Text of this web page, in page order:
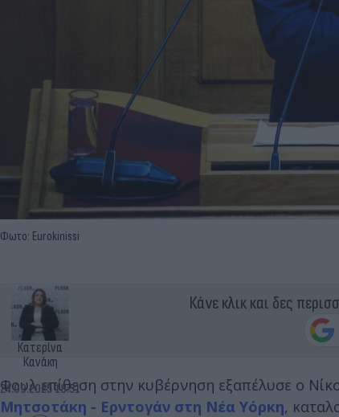
Φωτο: Eurokinissi
Κατερίνα
Κανάκη
24.09.2025 18:51
Κάνε κλικ και δες
Φουλ επίθεση στην κυβέρνηση εξαπέλυσε ο
Μητσοτάκη - Ερντογάν στη Νέα Υόρκη,